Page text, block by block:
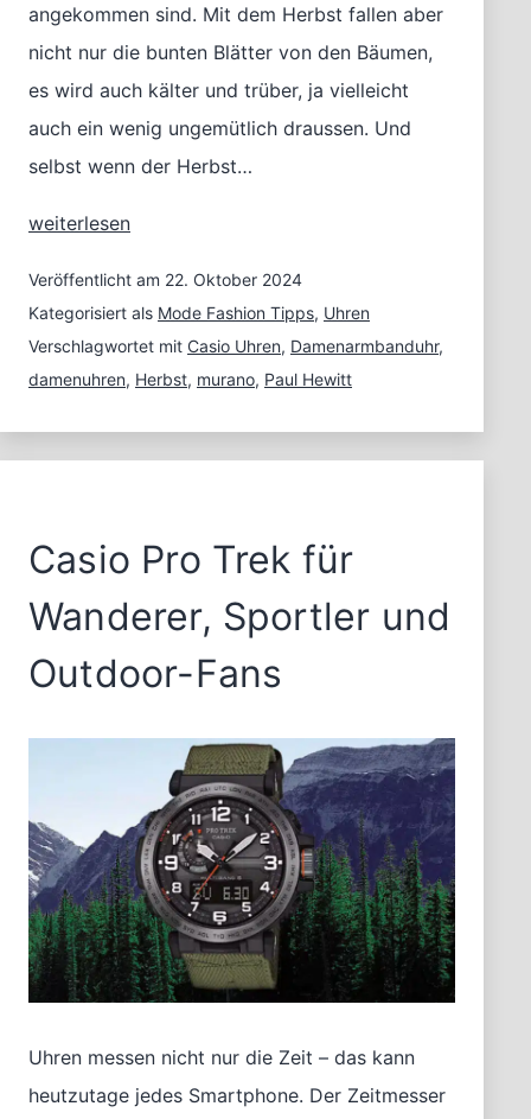
angekommen sind. Mit dem Herbst fallen aber
nicht nur die bunten Blätter von den Bäumen,
es wird auch kälter und trüber, ja vielleicht
auch ein wenig ungemütlich draussen. Und
selbst wenn der Herbst…
Damenuhren
den
Modefarben
des
Herbstes
weiterlesen
Veröffentlicht am 22. Oktober 2024
Kategorisiert als Mode Fashion Tipps, Uhren
Verschlagwortet mit Casio Uhren, Damenarmbanduhr,
damenuhren, Herbst, murano, Paul Hewitt
Casio Pro Trek für
Wanderer, Sportler und
Outdoor-Fans
Uhren messen nicht nur die Zeit – das kann
heutzutage jedes Smartphone. Der Zeitmesser